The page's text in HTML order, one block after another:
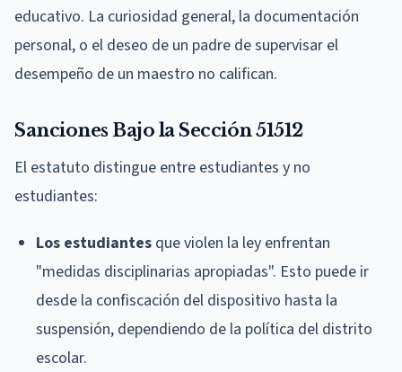
educativo. La curiosidad general, la documentación
personal, o el deseo de un padre de supervisar el
desempeño de un maestro no califican.
Sanciones Bajo la Sección 51512
El estatuto distingue entre estudiantes y no
estudiantes:
Los estudiantes que violen la ley enfrentan
"medidas disciplinarias apropiadas". Esto puede ir
desde la confiscación del dispositivo hasta la
suspensión, dependiendo de la política del distrito
escolar.